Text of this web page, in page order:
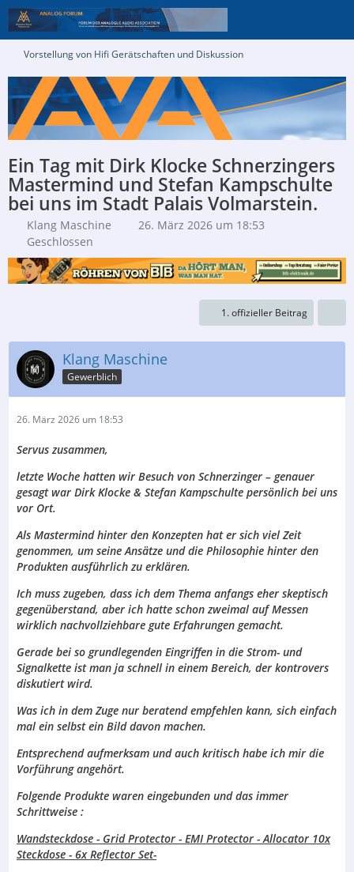
Vorstellung von Hifi Gerätschaften und Diskussion
Ein Tag mit Dirk Klocke Schnerzingers
Mastermind und Stefan Kampschulte
bei uns im Stadt Palais Volmarstein.
Klang Maschine
26. März 2026 um 18:53
Geschlossen
1. offizieller Beitrag
Klang Maschine
Gewerblich
26. März 2026 um 18:53
Servus zusammen,
letzte Woche hatten wir Besuch von Schnerzinger – genauer
gesagt war Dirk Klocke & Stefan Kampschulte persönlich bei uns
vor Ort.
Als Mastermind hinter den Konzepten hat er sich viel Zeit
genommen, um seine Ansätze und die Philosophie hinter den
Produkten ausführlich zu erklären.
Ich muss zugeben, dass ich dem Thema anfangs eher skeptisch
gegenüberstand, aber ich hatte schon zweimal auf Messen
wirklich nachvollziehbare gute Erfahrungen gemacht.
Gerade bei so grundlegenden Eingriffen in die Strom- und
Signalkette ist man ja schnell in einem Bereich, der kontrovers
diskutiert wird.
Was ich in dem Zuge nur beratend empfehlen kann, sich einfach
mal ein selbst ein Bild davon machen.
Entsprechend aufmerksam und auch kritisch habe ich mir die
Vorführung angehört.
Folgende Produkte waren eingebunden und das immer
Schrittweise :
Wandsteckdose - Grid Protector - EMI Protector - Allocator 10x
Steckdose - 6x Reflector Set-